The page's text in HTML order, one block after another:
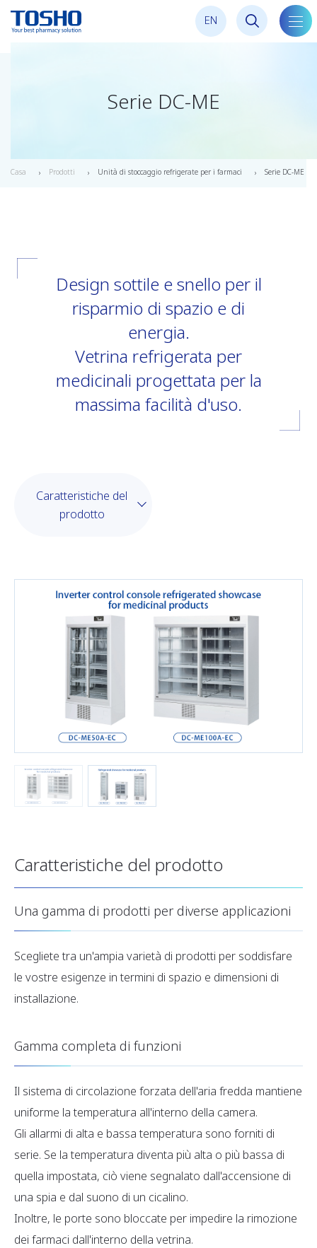
EN
la
Serie DC-ME
Casa Prodotti Unità di stoccaggio refrigerate per i farmaci Serie DC-ME
Design sottile e snello per il
risparmio di spazio e di
energia.
Vetrina refrigerata per
medicinali progettata per la
massima facilità d'uso.
Caratteristiche del
prodotto
Caratteristiche del prodotto
Una gamma di prodotti per diverse applicazioni
Scegliete tra un'ampia varietà di prodotti per soddisfare
le vostre esigenze in termini di spazio e dimensioni di
installazione.
Gamma completa di funzioni
Il sistema di circolazione forzata dell'aria fredda mantiene
uniforme la temperatura all'interno della camera.
Gli allarmi di alta e bassa temperatura sono forniti di
serie. Se la temperatura diventa più alta o più bassa di
quella impostata, ciò viene segnalato dall'accensione di
una spia e dal suono di un cicalino.
Inoltre, le porte sono bloccate per impedire la rimozione
dei farmaci dall'interno della vetrina.